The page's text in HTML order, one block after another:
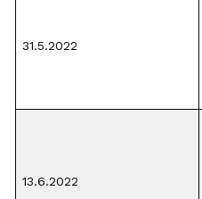
31.5.2022
13.6.2022